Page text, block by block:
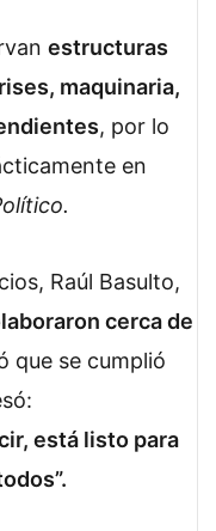
estructuras
maquinaria,
, por lo
en
Raúl Basulto,
cerca de
que se cumplió
está listo para